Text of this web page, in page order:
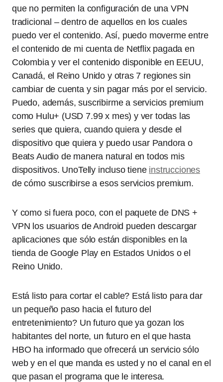
que no permiten la configuración de una VPN
tradicional – dentro de aquellos en los cuales
puedo ver el contenido. Así, puedo moverme entre
el contenido de mi cuenta de Netflix pagada en
Colombia y ver el contenido disponible en EEUU,
Canadá, el Reino Unido y otras 7 regiones sin
cambiar de cuenta y sin pagar más por el servicio.
Puedo, además, suscribirme a servicios premium
como Hulu+ (USD 7.99 x mes) y ver todas las
series que quiera, cuando quiera y desde el
dispositivo que quiera y puedo usar Pandora o
Beats Audio de manera natural en todos mis
dispositivos. UnoTelly incluso tiene instrucciones
de cómo suscribirse a esos servicios premium.
Y como si fuera poco, con el paquete de DNS +
VPN los usuarios de Android pueden descargar
aplicaciones que sólo están disponibles en la
tienda de Google Play en Estados Unidos o el
Reino Unido.
Está listo para cortar el cable? Está listo para dar
un pequeño paso hacia el futuro del
entretenimiento? Un futuro que ya gozan los
habitantes del norte, un futuro en el que hasta
HBO ha informado que ofrecerá un servicio sólo
web y en el que manda es usted y no el canal en el
que pasan el programa que le interesa.